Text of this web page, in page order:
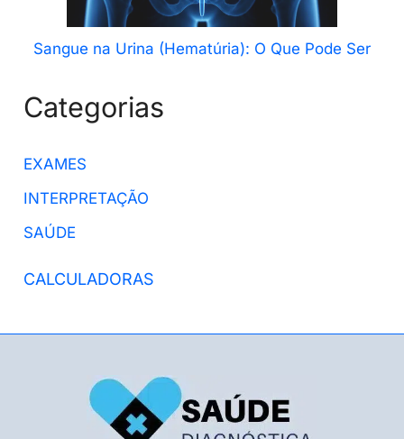
Sangue na Urina (Hematúria): O Que Pode Ser
Categorias
EXAMES
INTERPRETAÇÃO
SAÚDE
CALCULADORAS